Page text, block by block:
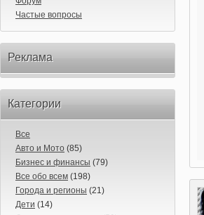
Частые вопросы
Реклама
Категории
Все
Авто и Мото (85)
Бизнес и финансы (79)
Все обо всем (198)
Города и регионы (21)
Дети (14)